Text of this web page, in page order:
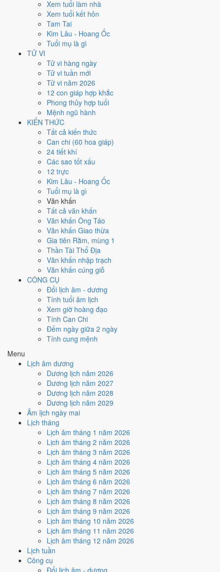
Xem tuổi làm nhà
Xem tuổi kết hôn
Tam Tai
Kim Lâu - Hoang Ốc
Tuổi mụ là gì
TỬ VI
Tử vi hàng ngày
Tử vi tuần mới
Tử vi năm 2026
12 con giáp hợp khắc
Phong thủy hợp tuổi
Mệnh ngũ hành
KIẾN THỨC
Tất cả kiến thức
Can chi (60 hoa giáp)
24 tiết khí
Các sao tốt xấu
12 trực
Kim Lâu - Hoang Ốc
Tuổi mụ là gì
Văn khấn
Tất cả văn khấn
Văn khấn Ông Táo
Văn khấn Giao thừa
Gia tiên Rằm, mùng 1
Thần Tài Thổ Địa
Văn khấn nhập trạch
Văn khấn cúng giỗ
CÔNG CỤ
Đổi lịch âm - dương
Tính tuổi âm lịch
Xem giờ hoàng đạo
Tính Can Chi
Đếm ngày giữa 2 ngày
Tính cung mệnh
Menu
Lịch âm dương
Dương lịch năm 2026
Dương lịch năm 2027
Dương lịch năm 2028
Dương lịch năm 2029
Âm lịch ngày mai
Lịch tháng
Lịch âm tháng 1 năm 2026
Lịch âm tháng 2 năm 2026
Lịch âm tháng 3 năm 2026
Lịch âm tháng 4 năm 2026
Lịch âm tháng 5 năm 2026
Lịch âm tháng 6 năm 2026
Lịch âm tháng 7 năm 2026
Lịch âm tháng 8 năm 2026
Lịch âm tháng 9 năm 2026
Lịch âm tháng 10 năm 2026
Lịch âm tháng 11 năm 2026
Lịch âm tháng 12 năm 2026
Lịch tuần
Công cụ
Đổi lịch âm - dương
Bính Ngọ
Ngày Canh Ngọ có TrựcMãn (ngày đầy đủ, viên mãn nhưng dễ phát
sinh thừa) và gặp SaoThiên Hình hắc đạo
5.0/10nên đây làNgày Bình Hòa
thường ngày.
Tuất, Dần, Mùihợp ngày; tuổi
Ngày 26/4/2026 tốt hay xấu cho
việc gì?
Ngày 26/4/2026 đạt5.0/10
Trồng cây - tỉa cành (10/10), thấp nhất là
. Trực Mãn (ngày đầy đủ, viên mãn nhưng dễ phát sinh thừa) và
gặp Sao Thiên Hình hắc đạo nên điểm từng việc chênh nhau như
Cưới hỏi - đính hôn
Xấu
Cưới hỏi - đính hôn hôm nay ở
Ngày Hắc Đạogây bất lợi.
Cách tính ngày tốt
🏪
Khai trương - mở cửa hàng
Tốt
Khai trương - mở cửa hàng hôm nay ở
Trực Mãn, nhưng Ngày Hắc Đạo kéo giảm điểm.
Cách tính ngày tốt
Ký hợp đồng - giao ước
Trung bình
Ký hợp đồng - giao ước hôm nay ở
Ngày Hắc Đạogây bất lợi.
Cách tính ngày tốt
Động thổ - khởi công
Tốt
Động thổ - khởi công hôm nay ở
Mãn, nhưng Ngày Hắc Đạo kéo giảm điểm.
Cách tính ngày tốt
Nhập trạch - vào nhà mới
Trung bình
Nhập trạch - vào nhà mới hôm nay ở
Ngày Hắc Đạogây bất lợi.
Cách tính ngày tốt
Mua xe - tậu xe
Tốt
Mua xe - tậu xe hôm nay ởmức tốt (6/10)
nhưng Ngày Hắc Đạo kéo giảm điểm.
Cách tính ngày tốt
✈️
Xuất hành - đi xa
6 /10Tốt
Xuất hành - đi xa hôm nay ở